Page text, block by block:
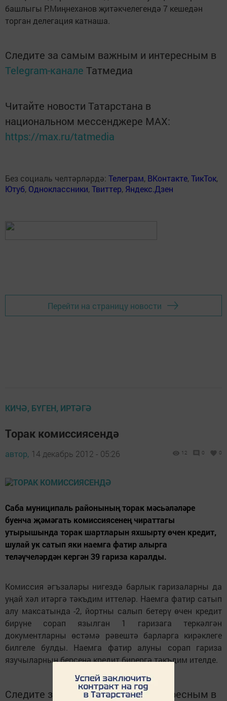
башлыгы Р.Миңнеханов җитәкчелегендә 7 кешедән
торган делегация катнаша.
Следите за самым важным и интересным в
Telegram-канале Татмедиа
Читайте новости Татарстана в
национальном мессенджере MАХ:
https://max.ru/tatmedia
Без социаль челтәрләрдә: Телеграм, ВКонтакте,ТикТок,
Ютуб, Одноклассники,Твиттер, Яндекс.Дзен
Перейти на страницу новости
КИЧӘ, БҮГЕН, ИРТӘГӘ
Торак комиссиясендә
автор, 14 декабрь 2012 - 05:26 12 0 0
Саба муниципаль районының торак мәсьәләләре
буенча җәмәгать комиссиясенең чираттагы
утырышында торак шартларын яхшырту өчен кредит,
шулай ук сатып яки наемга фатир алырга
теләүчеләрдән кергән 39 гариза каралды.
Комиссия әгъзалары нигездә барлык гаризаларны да
уңай хәл итәргә тәкъдим иттеләр. Наемга фатир сатып
алу максатында -2, йорт­ны салып бетерү өчен кредит
бирүне сорап язылган 1 гаризага теркәлгән
документларны өстәмә рәвештә барларга кирәклеге
билгеле булды. Наемга фатир алуны сорап гариза
язучыларның берсенә кредит бирергә тәкъдим ителде.
Следите за самым важным и интересным в